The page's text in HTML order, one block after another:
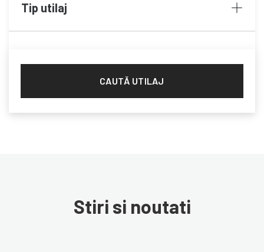
Tip utilaj
CAUTĂ UTILAJ
Stiri si noutati